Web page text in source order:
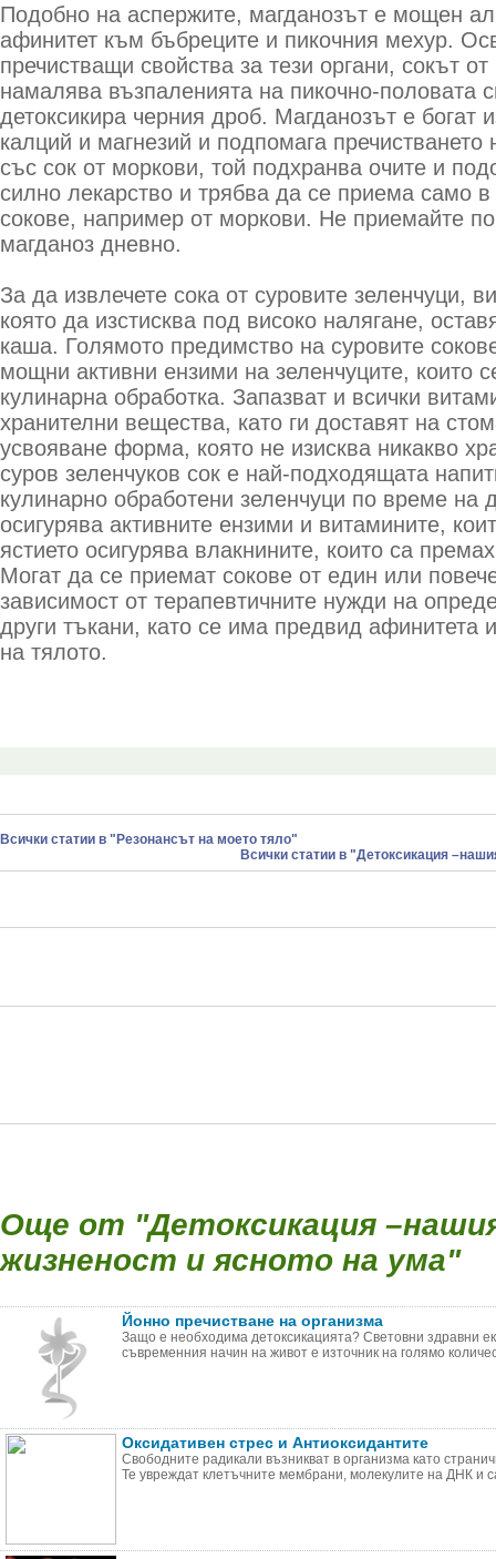
Подобно на аспержите, магданозът е мощен
афинитет към бъбреците и пикочния мехур.
пречистващи свойства за тези органи, сокът
намалява възпаленията на пикочно-половата
детоксикира черния дроб. Магданозът е богат
калций и магнезий и подпомага
със сок от моркови, той подхранва очите и
силно лекарство и трябва да се приема само
сокове, например от моркови. Не приемайте
магданоз дневно.
За да извлечете сока от суровите зеленчуци,
която да изстисква под високо налягане,
каша. Голямото предимство на суровите
мощни активни ензими на зеленчуците, които
кулинарна обработка. Запазват и всички
хранителни вещества, като ги доставят на
усвояване форма, която не изисква никакво
суров зеленчуков сок е най-подходящата
кулинарно обработени зеленчуци по време на
осигурява активните ензими и витамините,
ястието осигурява влакнините, които са
Могат да се приемат сокове от един или
зависимост от терапевтичните нужди на
други тъкани, като се има предвид афинитета
на тялото.
Всички статии в "Резонансът на моето тяло"
Всички статии в "Детоксикация
Още от "Детоксикация
жизненост и ясното на ума"
Йонно пречистване на организма
Защо е необходима детоксикацията? Световни здравни
съвременния начин на живот е източник на голямо
Оксидативен стрес и Антиоксидантите
Свободните радикали възникват в организма като
Те увреждат клетъчните мембрани, молекулите на ДНК и